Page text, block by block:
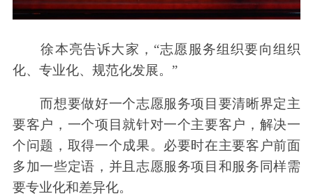
徐本亮告诉大家，“志愿服务组织要向组织
化、专业化、规范化发展。”
而想要做好一个志愿服务项目要清晰界定主
要客户，一个项目就针对一个主要客户，解决一
个问题，取得一个成果。必要时在主要客户前面
多加一些定语，并且志愿服务项目和服务同样需
要专业化和差异化。